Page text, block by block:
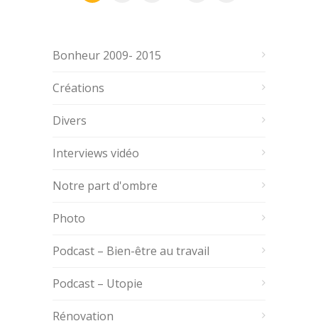
Bonheur 2009- 2015
Créations
Divers
Interviews vidéo
Notre part d'ombre
Photo
Podcast – Bien-être au travail
Podcast – Utopie
Rénovation